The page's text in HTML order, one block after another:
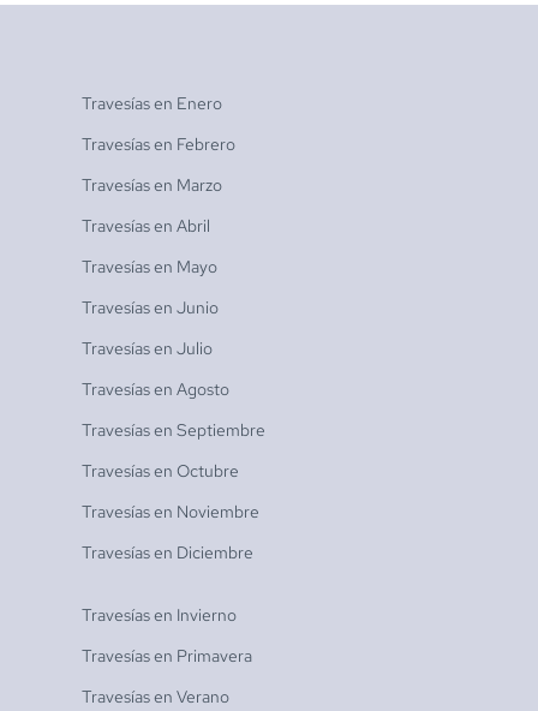
Travesías en Enero
Travesías en Febrero
Travesías en Marzo
Travesías en Abril
Travesías en Mayo
Travesías en Junio
Travesías en Julio
Travesías en Agosto
Travesías en Septiembre
Travesías en Octubre
Travesías en Noviembre
Travesías en Diciembre
Travesías en Invierno
Travesías en Primavera
Travesías en Verano